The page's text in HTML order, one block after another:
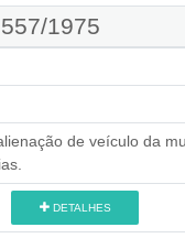
1975
de veículo da
DETALHES